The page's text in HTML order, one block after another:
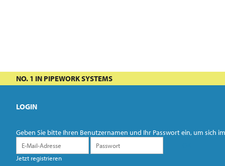
NO. 1 IN PIPEWORK SYSTEMS
LOGIN
Geben Sie bitte Ihren Benutzernamen und Ihr Passwort ein, um sich
Jetzt registrieren